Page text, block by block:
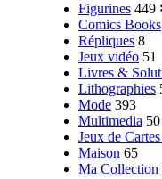
Figurines 449
Comics Books
Répliques 8
Jeux vidéo 51
Livres &
Lithographies
Mode 393
Multimedia 50
Jeux de
Maison 65
Ma Collection